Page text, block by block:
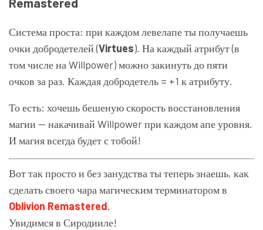
Система проста: при каждом левелапе ты получаешь
очки добродетелей (Virtues). На каждый атрибут (в
том числе на Willpower) можно закинуть до пяти
очков за раз. Каждая добродетель = +1 к атрибуту.
То есть: хочешь бешеную скорость восстановления
магии — накачивай Willpower при каждом апе уровня.
И магия всегда будет с тобой!
Вот так просто и без занудства ты теперь знаешь, как
сделать своего чара магическим терминатором в
Oblivion Remastered.
Увидимся в Сиродииле!